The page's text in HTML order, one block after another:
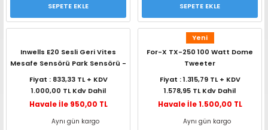
SEPETE EKLE SEPETE EKLE
Inwells E20 Sesli Geri Vites
Mesafe Sensörü Park Sensörü -
Siyah
Fiyat : 833,33 TL + KDV
1.000,00 TL Kdv Dahil
Havale İle 950,00 TL
Aynı gün kargo
Yeni
For-X TX-250 100 Watt Dome
Tweeter
Fiyat : 1.315,79 TL + KDV
1.578,95 TL Kdv Dahil
Havale İle 1.500,00 TL
Aynı gün kargo